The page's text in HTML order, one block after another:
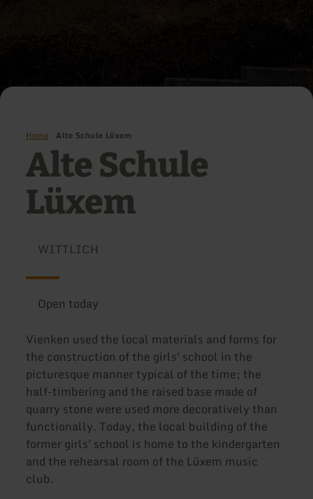
Home Alte Schule Lüxem
Alte Schule
Lüxem
WITTLICH
Open today
Vienken used the local materials and forms for
the construction of the girls' school in the
picturesque manner typical of the time; the
half-timbering and the raised base made of
quarry stone were used more decoratively than
functionally. Today, the local building of the
former girls' school is home to the kindergarten
and the rehearsal room of the Lüxem music
club.